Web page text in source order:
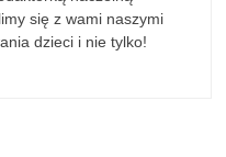
się z wami naszymi
dzieci i nie tylko!